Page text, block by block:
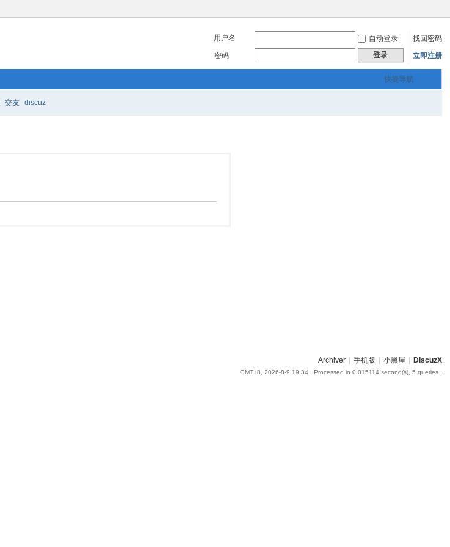
用户名 自动登录
找回密码
密码
登录 立即注册
快捷导航
交友 discuz
Archiver 手机版 小黑屋 DiscuzX
GMT+8, 2026-8-9 19:34, Processed in 0.015114 second(s), 5 queries .